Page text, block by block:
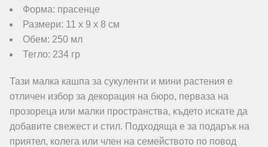
Форма: прасенце
Размери: 11 х 9 х 8 см
Обем: 250 мл
Тегло: 234 гр
Тази малка кашпа за сукуленти и мини растения е
отличен избор за декорация на бюро, перваза на
прозореца или малки пространства, където искате да
добавите свежест и стил. Подходяща е за подарък на
приятел, колега или член на семейството по повод